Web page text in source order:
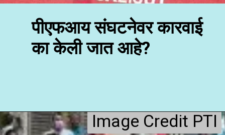
पीएफआय संघटनेवर कारवाई
का केली जात आहे?
Image Credit PTI
Image Credit PTI